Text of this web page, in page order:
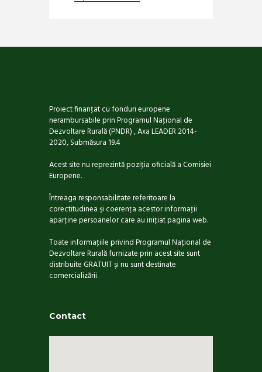
Proiect finanţat cu fonduri europene
nerambursabile prin Programul Naţional de
Dezvoltare Rurală (PNDR) , Axa LEADER 2014-
2020, Submăsura 19.4
Acest site nu reprezintă poziţia oficială a Comisiei
Europene.
Întreaga responsabilitate referitoare la
corectitudinea şi coerenţa acestor informaţii
aparţine persoanelor care au iniţiat pagina web.
Toate informaţiile privind Programul Național de
Dezvoltare Rurală furnizate prin acest site sunt
distribuite GRATUIT şi nu sunt destinate
comercializării.
Contact